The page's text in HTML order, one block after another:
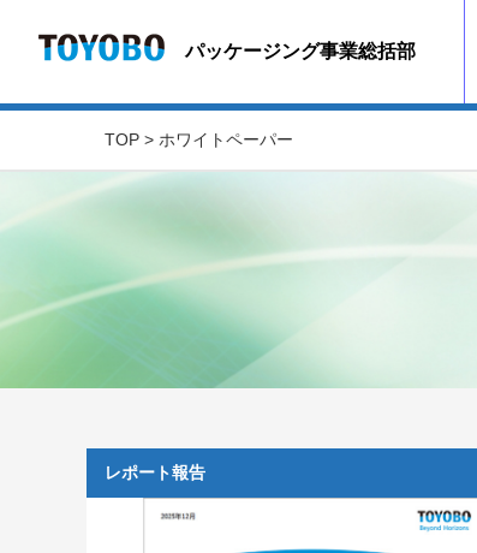
パッケージング事業総括部
TOP > ホワイトペーパー
レポート報告